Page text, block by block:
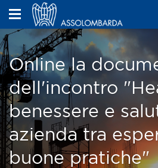
Online la
dell'incontro
benessere e
azienda tra
buone pratiche"